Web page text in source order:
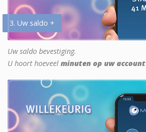
3. Uw saldo +
Uw saldo bevestiging.
U hoort hoeveel minuten op uw account